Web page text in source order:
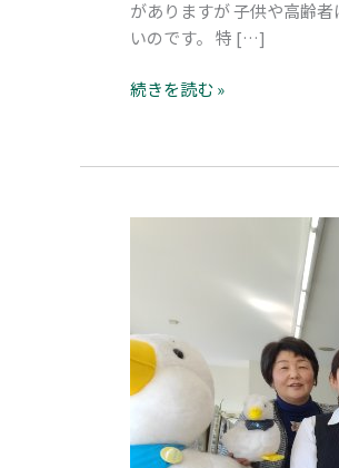
がありますが 子供や高齢
いのです。 特 […]
続きを読む »